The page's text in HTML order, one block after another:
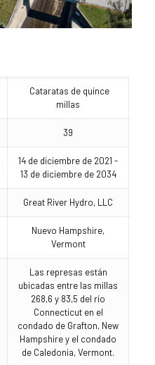
Cataratas de quince
millas
39
14 de diciembre de 2021 -
13 de diciembre de 2034
Great River Hydro, LLC
Nuevo Hampshire,
Vermont
Las represas están
ubicadas entre las millas
268,6 y 83,5 del río
Connecticut en el
condado de Grafton, New
Hampshire y el condado
de Caledonia, Vermont.